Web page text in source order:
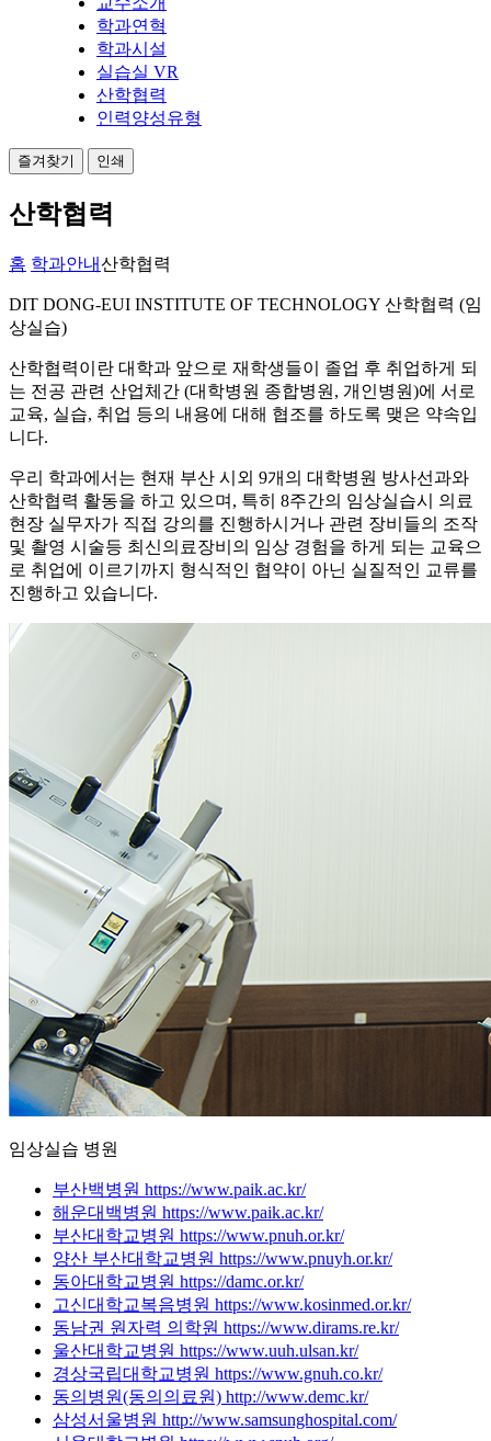
학과연혁
학과시설
실습실 VR
산학협력
인력양성유형
즐겨찾기 인쇄
산학협력
홈 학과안내산학협력
DIT DONG-EUI INSTITUTE OF TECHNOLOGY 산학협력 (임
상실습)
산학협력이란 대학과 앞으로 재학생들이 졸업 후 취업하게 되
는 전공 관련 산업체간 (대학병원 종합병원, 개인병원)에 서로
교육, 실습, 취업 등의 내용에 대해 협조를 하도록 맺은 약속입
니다.
우리 학과에서는 현재 부산 시외 9개의 대학병원 방사선과와
산학협력 활동을 하고 있으며, 특히 8주간의 임상실습시 의료
현장 실무자가 직접 강의를 진행하시거나 관련 장비들의 조작
및 촬영 시술등 최신의료장비의 임상 경험을 하게 되는 교육으
로 취업에 이르기까지 형식적인 협약이 아닌 실질적인 교류를
진행하고 있습니다.
임상실습 병원
부산백병원 https://www.paik.ac.kr/
해운대백병원 https://www.paik.ac.kr/
부산대학교병원 https://www.pnuh.or.kr/
양산 부산대학교병원 https://www.pnuyh.or.kr/
동아대학교병원 https://damc.or.kr/
고신대학교복음병원 https://www.kosinmed.or.kr/
동남권 원자력 의학원 https://www.dirams.re.kr/
울산대학교병원 https://www.uuh.ulsan.kr/
경상국립대학교병원 https://www.gnuh.co.kr/
동의병원(동의의료원) http://www.demc.kr/
삼성서울병원 http://www.samsunghospital.com/